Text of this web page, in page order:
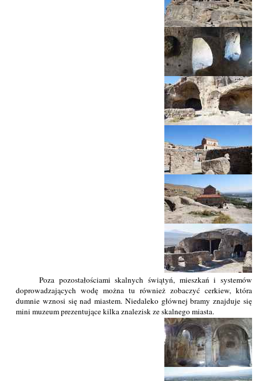
Poza pozostałościami skalnych świątyń, mieszkań i systemów
doprowadzających wodę można tu również zobaczyć cerkiew, która
dumnie wznosi się nad miastem. Niedaleko głównej bramy znajduje się
mini muzeum prezentujące kilka znalezisk ze skalnego miasta.